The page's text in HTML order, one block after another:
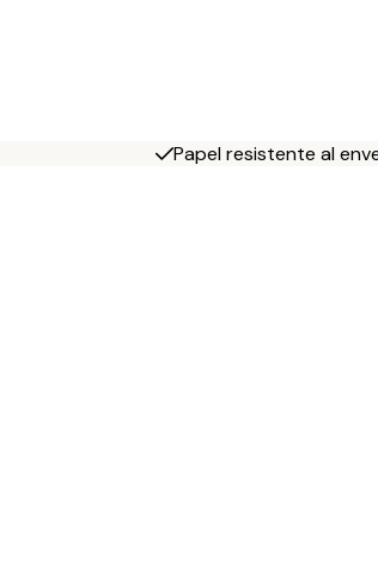
Papel resistente al